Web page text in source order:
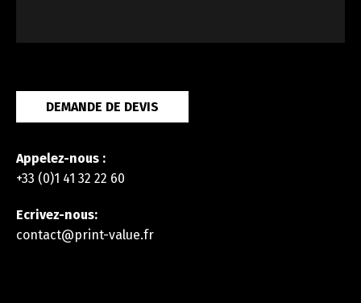
DEMANDE DE DEVIS
Appelez-nous :
+33 (0)1 41 32 22 60
Ecrivez-nous:
contact@print-value.fr